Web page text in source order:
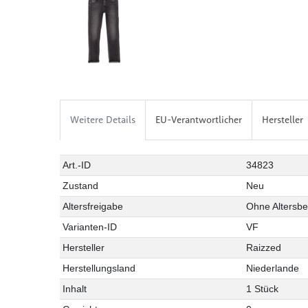
Weitere Details EU-Verantwortlicher Hersteller
Art.-ID
34823
Zustand
Neu
Altersfreigabe
Ohne
Varianten-ID
VF
Hersteller
Raizzed
Herstellungsland
Niederlande
Inhalt
1 Stück